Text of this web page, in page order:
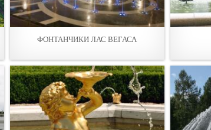
ФОНТАНЧИКИ ЛАС ВЕГАСА